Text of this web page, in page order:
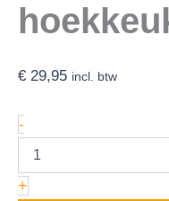
€ 29,95 incl. btw
-
+